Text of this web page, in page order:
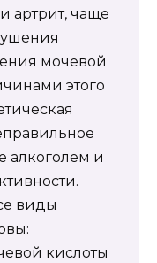
артрит, чаще
мочевой
этого
алкоголем и
виды
кислоты